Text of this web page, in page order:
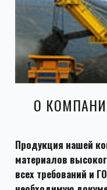
О
Продукция нашей
материалов
всех требований и